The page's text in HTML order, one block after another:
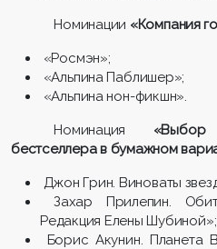
Номинации «Компания
«Росмэн»;
«Альпина Паблишер»;
«Альпина нон-фикшн».
Номинация «Выбор
бестселлера в бумажном
Джон Грин. Виноваты
Захар Прилепин.
Редакция Елены Шубиной»;
Борис Акунин. Планета